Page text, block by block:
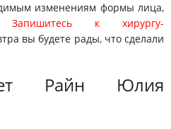
изменениям формы лица,
Запишитесь к хирургу-
вы будете рады, что сделали
Райн Юлия